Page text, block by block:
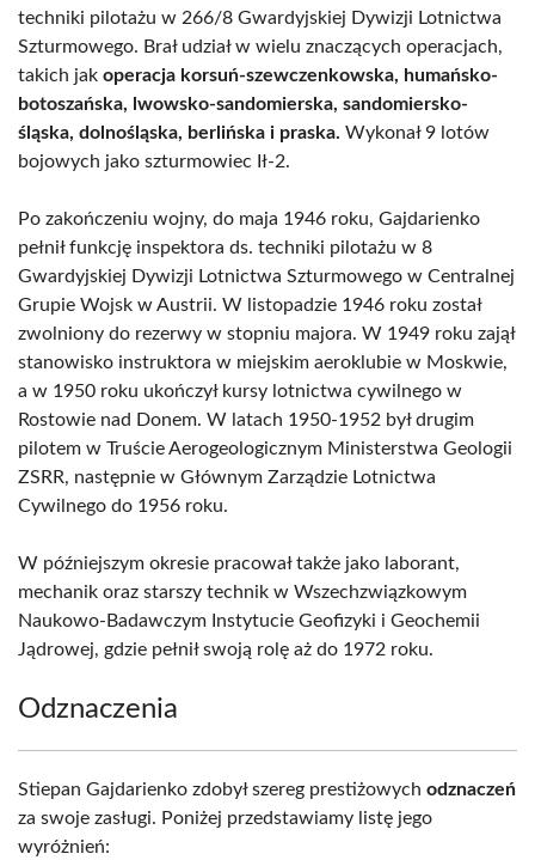
techniki pilotażu w 266/8 Gwardyjskiej Dywizji Lotnictwa
Szturmowego. Brał udział w wielu znaczących operacjach,
takich jak operacja korsuń-szewczenkowska, humańsko-
botoszańska, lwowsko-sandomierska, sandomiersko-
śląska, dolnośląska, berlińska i praska. Wykonał 9 lotów
bojowych jako szturmowiec Ił-2.
Po zakończeniu wojny, do maja 1946 roku, Gajdarienko
pełnił funkcję inspektora ds. techniki pilotażu w 8
Gwardyjskiej Dywizji Lotnictwa Szturmowego w Centralnej
Grupie Wojsk w Austrii. W listopadzie 1946 roku został
zwolniony do rezerwy w stopniu majora. W 1949 roku zajął
stanowisko instruktora w miejskim aeroklubie w Moskwie,
a w 1950 roku ukończył kursy lotnictwa cywilnego w
Rostowie nad Donem. W latach 1950-1952 był drugim
pilotem w Truście Aerogeologicznym Ministerstwa Geologii
ZSRR, następnie w Głównym Zarządzie Lotnictwa
Cywilnego do 1956 roku.
W późniejszym okresie pracował także jako laborant,
mechanik oraz starszy technik w Wszechzwiązkowym
Naukowo-Badawczym Instytucie Geofizyki i Geochemii
Jądrowej, gdzie pełnił swoją rolę aż do 1972 roku.
Odznaczenia
Stiepan Gajdarienko zdobył szereg prestiżowych odznaczeń
za swoje zasługi. Poniżej przedstawiamy listę jego
wyróżnień: